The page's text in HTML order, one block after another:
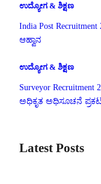
ಉದ್ಯೋಗ & ಶಿಕ್ಷಣ
India Post
ಆಹ್ವಾನ
ಉದ್ಯೋಗ & ಶಿಕ್ಷಣ
Surveyor
ಅಧಿಕೃತ ಅಧಿಸೂಚನೆ
Latest Posts